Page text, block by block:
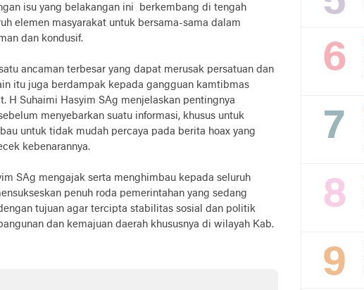
isu yang belakangan ini berkembang di tengah
elemen masyarakat untuk bersama-sama dalam
dan kondusif.
ancaman terbesar yang dapat merusak persatuan dan
itu juga berdampak kepada gangguan kamtibmas
H Suhaimi Hasyim SAg menjelaskan pentingnya
menyebarkan suatu informasi, khusus untuk
untuk tidak mudah percaya pada berita hoax yang
kebenarannya.
SAg mengajak serta menghimbau kepada seluruh
penuh roda pemerintahan yang sedang
tujuan agar tercipta stabilitas sosial dan politik
dan kemajuan daerah khususnya di wilayah Kab.